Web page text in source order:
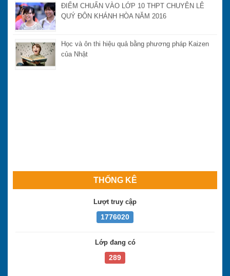
THỐNG KÊ
Lượt truy cập
1776020
Lớp đang có
289